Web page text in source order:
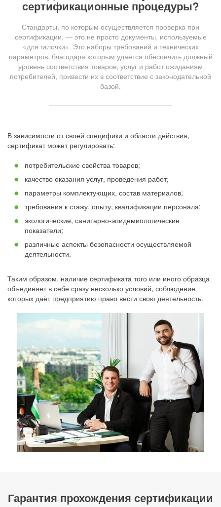
сертификационные процедуры?
Стандарты, по которым осуществляется проверка при
сертификации, — это не просто документы, используемые
«для галочки». Это наборы требований и технических
параметров, благодаря которым удаётся обеспечить должный
уровень соответствия товаров, услуг и работ ожиданиям
потребителей, привести их в соответствие с законодательной
базой.
В зависимости от своей специфики и области действия,
сертификат может регулировать:
потребительские свойства товаров;
качество оказания услуг, проведения работ;
параметры комплектующих, состав материалов;
требования к стажу, опыту, квалификации персонала;
экологические, санитарно-эпидемиологические
показатели;
различные аспекты безопасности осуществляемой
деятельности.
Таким образом, наличие сертификата того или иного образца
объединяет в себе сразу несколько условий, соблюдение
которых даёт предприятию право вести свою деятельность.
Гарантия прохождения сертификации